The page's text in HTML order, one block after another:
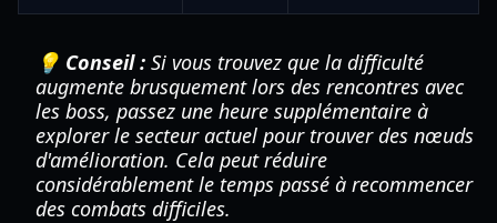
💡 Conseil : Si vous trouvez que la difficulté
augmente brusquement lors des rencontres avec
les boss, passez une heure supplémentaire à
explorer le secteur actuel pour trouver des nœuds
d'amélioration. Cela peut réduire
considérablement le temps passé à recommencer
des combats difficiles.